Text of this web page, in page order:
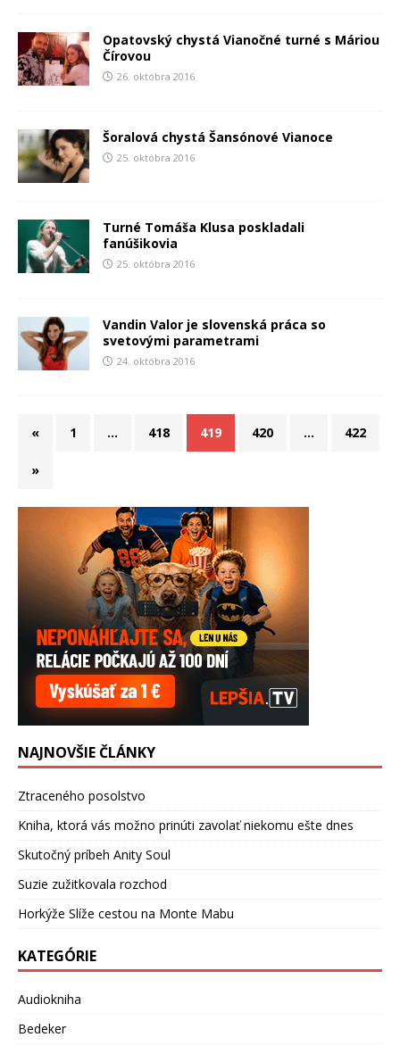
Opatovský chystá Vianočné turné s Máriou
Čírovou
26. októbra 2016
Šoralová chystá Šansónové Vianoce
25. októbra 2016
Turné Tomáša Klusa poskladali
fanúšikovia
25. októbra 2016
Vandin Valor je slovenská práca so
svetovými parametrami
24. októbra 2016
« 1 … 418 419 420 … 422
»
NAJNOVŠIE ČLÁNKY
Ztraceného posolstvo
Kniha, ktorá vás možno prinúti zavolať niekomu ešte dnes
Skutočný príbeh Anity Soul
Suzie zužitkovala rozchod
Horkýže Slíže cestou na Monte Mabu
KATEGÓRIE
Audiokniha
Bedeker